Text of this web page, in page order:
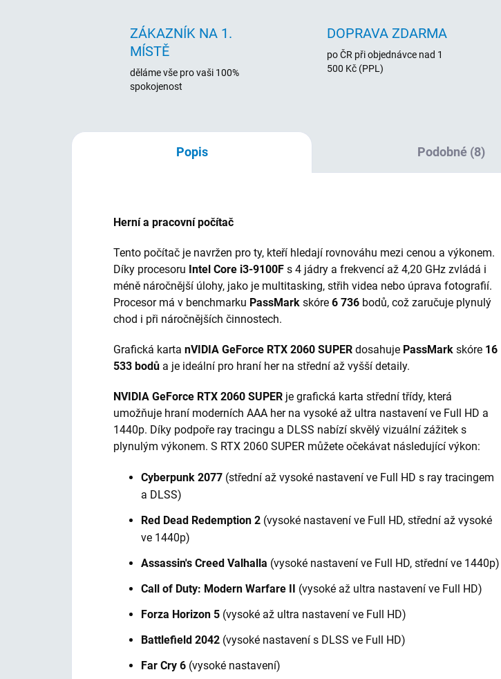
ZÁKAZNÍK NA 1.
MÍSTĚ
děláme vše pro vaši 100%
spokojenost
DOPRAVA ZDARMA
po ČR při objednávce nad 1
500 Kč (PPL)
Popis Podobné (8)
Herní a pracovní počítač
Tento počítač je navržen pro ty, kteří hledají rovnováhu mezi cenou a výkonem.
Díky procesoru Intel Core i3-9100F s 4 jádry a frekvencí až 4,20 GHz zvládá i
méně náročnější úlohy, jako je multitasking, střih videa nebo úprava fotografií.
Procesor má v benchmarku PassMark skóre 6 736 bodů, což zaručuje plynulý
chod i při náročnějších činnostech.
Grafická karta nVIDIA GeForce RTX 2060 SUPER dosahuje PassMark skóre 16
533 bodů a je ideální pro hraní her na střední až vyšší detaily.
NVIDIA GeForce RTX 2060 SUPER je grafická karta střední třídy, která
umožňuje hraní moderních AAA her na vysoké až ultra nastavení ve Full HD a
1440p. Díky podpoře ray tracingu a DLSS nabízí skvělý vizuální zážitek s
plynulým výkonem. S RTX 2060 SUPER můžete očekávat následující výkon:
Cyberpunk 2077 (střední až vysoké nastavení ve Full HD s ray tracingem
a DLSS)
Red Dead Redemption 2 (vysoké nastavení ve Full HD, střední až vysoké
ve 1440p)
Assassin's Creed Valhalla (vysoké nastavení ve Full HD, střední ve 1440p)
Call of Duty: Modern Warfare II
(vysoké až ultra nastavení ve Full HD)
Forza Horizon 5 (vysoké až ultra nastavení ve Full HD)
Battlefield 2042 (vysoké nastavení s DLSS ve Full HD)
Far Cry 6 (vysoké nastavení)